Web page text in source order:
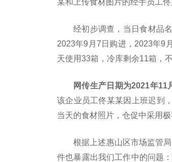
某和上传食材图片的经手员工
经初步调查，当日食材品
2023年9月7日购进，2023年9
天使用33箱，冷库剩余11箱，
网传生产日期为2021年
该企业员工佟某某因上班迟到
当天的食材照片，仓促中采用
根据上述惠山区市场监管
件也暴露出我们工作中的问题